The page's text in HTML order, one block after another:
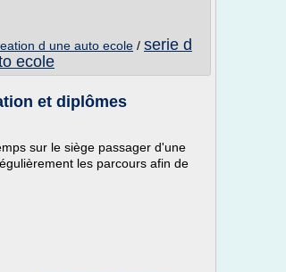
d une auto ecole / serie d
ecole
et diplômes
sur le siège passager d'une
les parcours afin de